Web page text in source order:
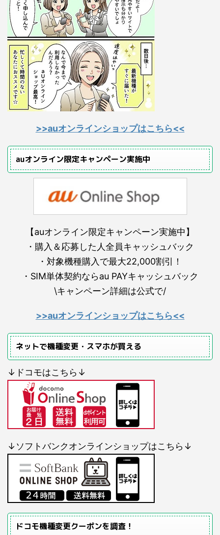
>>auオンラインショップはこちら<<
auオンライン限定キャンペーン実施中
【auオンライン限定キャンペーン実施中】
・購入＆応募した人全員キャッシュバック
・対象機種購入で最大22,000割引！
・SIM単体契約ならau PAYキャッシュバック
\キャンペーン詳細は公式で/
>>auオンラインショップはこちら<<
ネットで機種変更・スマホが買える
↓ドコモはこちら↓
↓ソフトバンクオンラインショップはこちら↓
ドコモ機種変更クーポンを調査！